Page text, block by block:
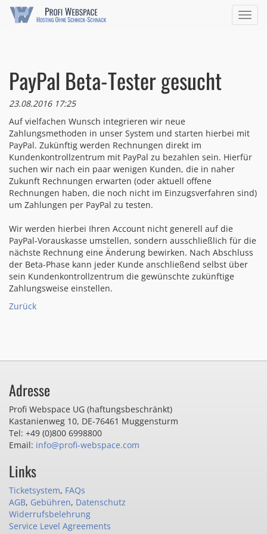
ein/
PayPal Beta-Tester gesucht
23.08.2016 17:25
Auf vielfachen Wunsch integrieren wir neue
Zahlungsmethoden in unser System und starten hierbei mit
PayPal. Zukünftig werden Rechnungen direkt im
Kundenkontrollzentrum mit PayPal zu bezahlen sein. Hierfür
suchen wir nach ein paar wenigen Kunden, die in naher
Zukunft Rechnungen erwarten (oder aktuell offene
Rechnungen haben, die noch nicht im Einzugsverfahren sind)
um Zahlungen per PayPal zu testen.
Wir werden hierbei Ihren Account nicht generell auf die
PayPal-Vorauskasse umstellen, sondern ausschließlich für die
nächste Rechnung eine Änderung bewirken. Nach Abschluss
der Beta-Phase kann jeder Kunde anschließend selbst über
sein Kundenkontrollzentrum die gewünschte zukünftige
Zahlungsweise einstellen.
Zurück
Adresse
Profi Webspace UG (haftungsbeschränkt)
Kastanienweg 10, DE-76461 Muggensturm
Tel: +49 (0)800 6998800
Email: info@profi-webspace.com
Links
Ticketsystem, FAQs
AGB, Gebühren, Datenschutz
Widerrufsbelehrung
Service Level Agreements